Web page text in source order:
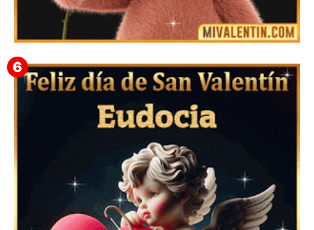
Mensajes Tarjetas y GiF de San Valentín para Amigas